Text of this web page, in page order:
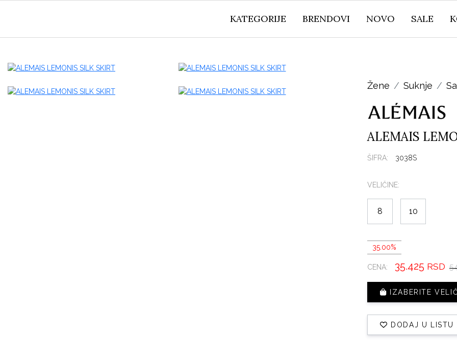
KATEGORIJE BRENDOVI NOVO SALE
Žene Suknje
ALEMAIS
ŠIFRA: 3038S
VELIČINE:
8 10
35.00%
CENA: 35.425 RSD
IZABERITE
DODAJ U LISTU